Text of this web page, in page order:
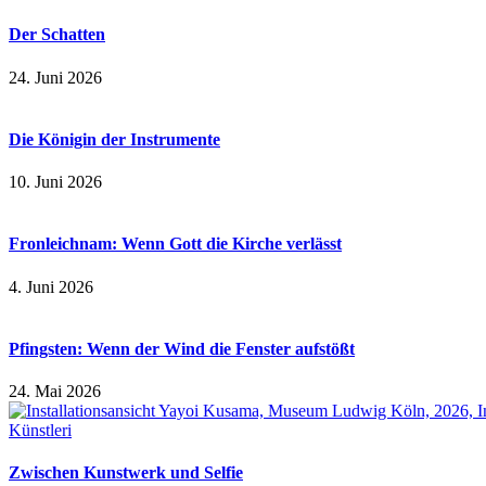
Der Schatten
24. Juni 2026
Die Königin der Instrumente
10. Juni 2026
Fronleichnam: Wenn Gott die Kirche verlässt
4. Juni 2026
Pfingsten: Wenn der Wind die Fenster aufstößt
24. Mai 2026
Zwischen Kunstwerk und Selfie